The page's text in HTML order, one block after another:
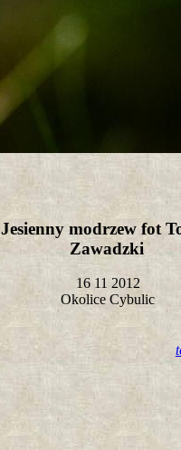
Jesienny modrzew fot
Zawadzki
16 11 2012
Okolice Cybulic